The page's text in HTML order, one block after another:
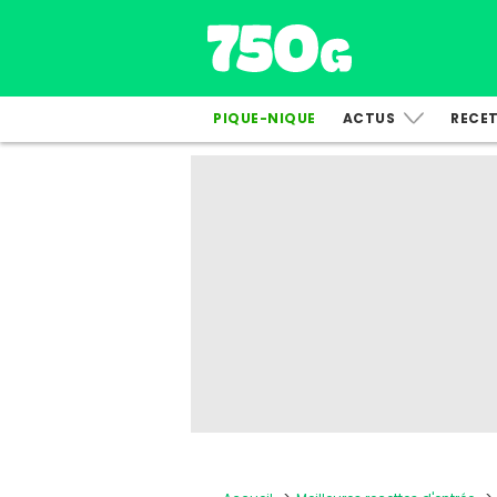
PIQUE-NIQUE ACTUS